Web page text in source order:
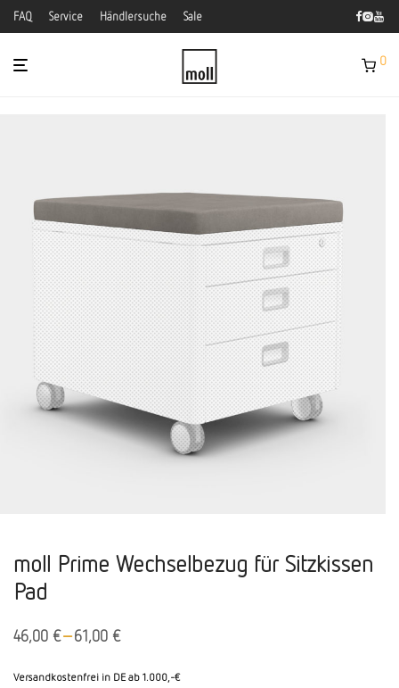
FAQ Service Händlersuche Sale
0
moll Prime Wechselbezug für Sitzkissen
Pad
46,00 €–61,00 €
Versandkostenfrei in DE ab 1.000,-€